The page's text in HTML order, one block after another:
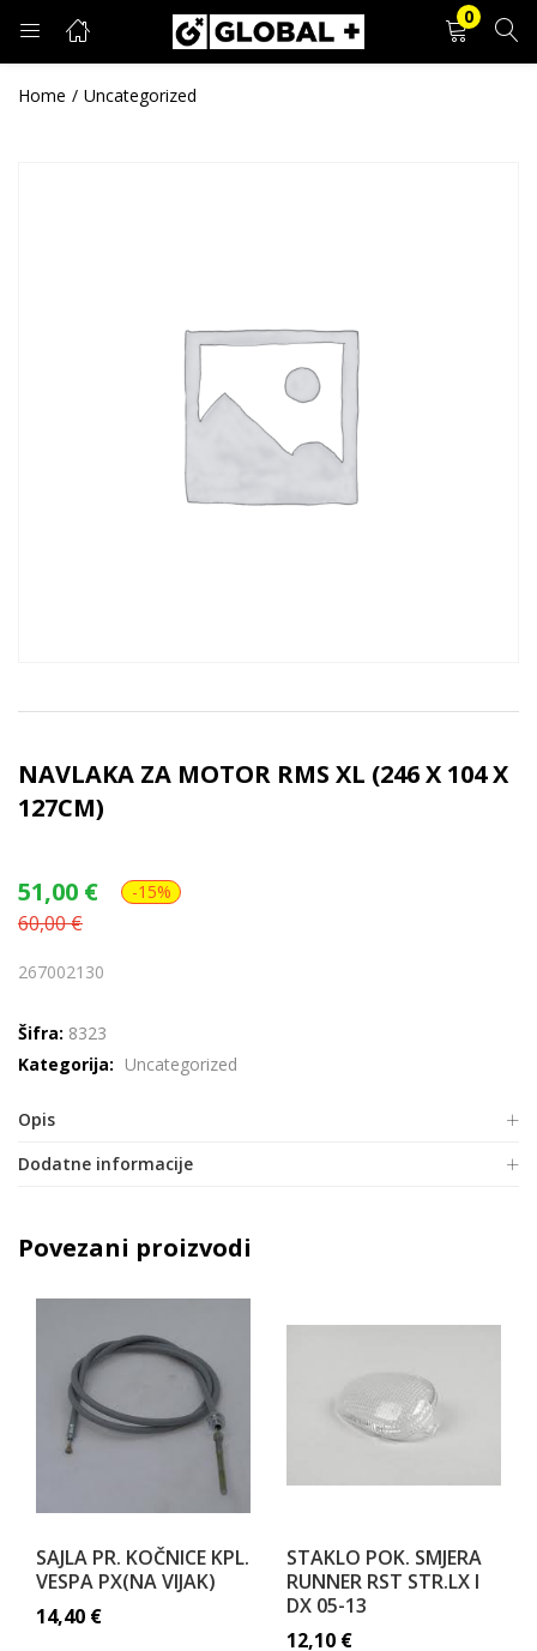
0
PRIJAVA REGISTRACIJA
Prijava
Zaboravljena lozinka?
Home Uncategorized
NAVLAKA ZA MOTOR RMS XL (246 X 104 X
127CM)
51,00 €
60,00€
-15%
267002130
Šifra: 8323
Kategorija: Uncategorized
Opis
Dodatne informacije
Povezani proizvodi
SAJLA PR. KOČNICE KPL.
VESPA PX(NA VIJAK)
14,40 €
STAKLO POK. SMJERA
RUNNER RST STR.LX I
DX 05-13
12,10 €